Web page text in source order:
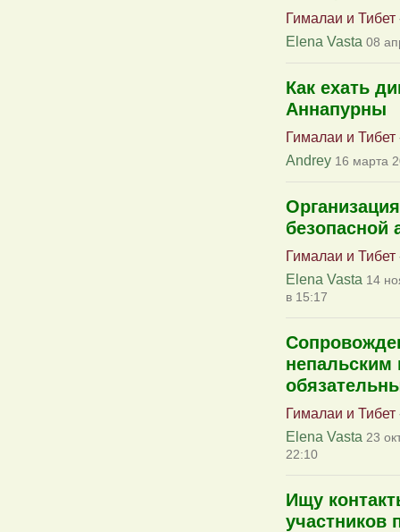
Гималаи и Тибет
Elena Vasta 08
Как ехать
Аннапурны
Гималаи и Тибет
Andrey 16 марта
безопасной
Гималаи и Тибет
Elena Vasta 14
в 15:17
непальским
Гималаи и Тибет
Elena Vasta 23
22:10
Ищу
участников